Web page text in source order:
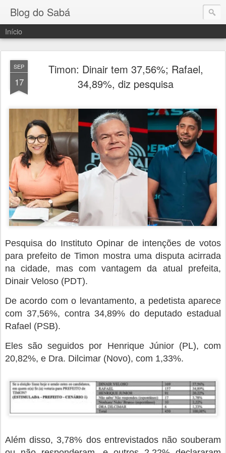
Blog do Sabá
Início
SEP
17
Timon: Dinair tem 37,56%; Rafael,
34,89%, diz pesquisa
Pesquisa do Instituto Opinar de intenções de votos
para prefeito de Timon mostra uma disputa acirrada
na cidade, mas com vantagem da atual prefeita,
Dinair Veloso (PDT).
De acordo com o levantamento, a pedetista aparece
com 37,56%, contra 34,89% do deputado estadual
Rafael (PSB).
Eles são seguidos por Henrique Júnior (PL), com
20,82%, e Dra. Dilcimar (Novo), com 1,33%.
Além disso, 3,78% dos entrevistados não souberam